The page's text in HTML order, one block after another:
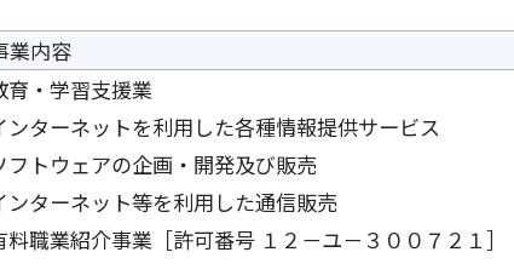
業内容
育・学習支援業
ンターネットを利用した各種情報提供サービス
フトウェアの企画・開発及び販売
ンターネット等を利用した通信販売
料職業紹介事業［許可番号 １２－ユ－３００７２１］